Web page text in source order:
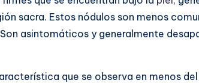
sacra. Estos nódulos son menos
asintomáticos y generalmente
que se observa en menos